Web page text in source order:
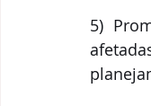
5)